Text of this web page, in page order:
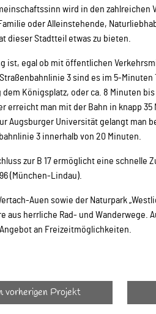
wird in den zahlreichen
oder Alleinstehende,
dieser Stadtteil etwas zu bieten.
ist, egal ob mit öffentlichen
3 sind es im 5-Minuten
dem Königsplatz, oder ca. 8 Minuten
erreicht man mit der Bahn in knapp
Augsburger Universität gelangt man
3 innerhalb von 20 Minuten.
zur B 17 ermöglicht eine schnelle
(München-Lindau).
Auen sowie der Naturpark
aus herrliche Rad- und Wanderwege.
an Freizeitmöglichkeiten.
vorherigen Projekt